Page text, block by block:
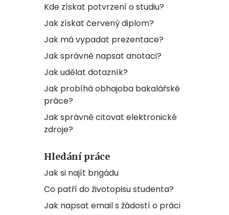
Kde získat potvrzení o studiu?
Jak získat červený diplom?
Jak má vypadat prezentace?
Jak správně napsat anotaci?
Jak udělat dotazník?
Jak probíhá obhajoba bakalářské
práce?
Jak správně citovat elektronické
zdroje?
Hledání práce
Jak si najít brigádu
Co patří do životopisu studenta?
Jak napsat email s žádostí o práci